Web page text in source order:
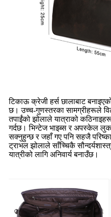
टिकाऊ क्रेजी हर्स छालाबाट
छ। उच्च-गुणस्तरका सामग्रीहरूले
तपाईंको झोलाले यात्राको
गर्दछ। भिन्टेज भाइब्स र अपस्केल
सक्नुहुन्छ र जहाँ गए पनि सहजै
ट्राभल झोलाले साँच्चिकै
यात्रीको लागि अनिवार्य बनाउँछ।